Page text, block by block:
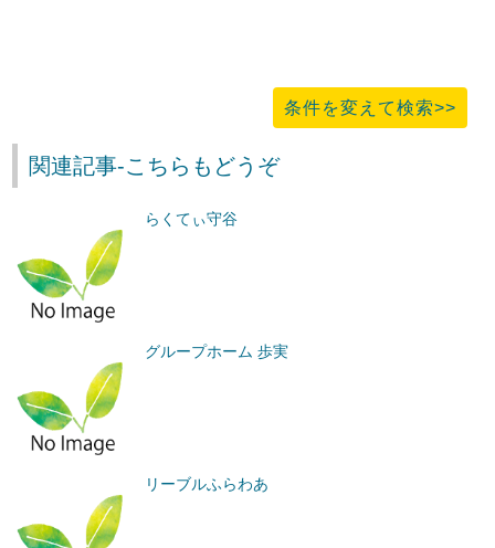
条件を変えて検索>>
関連記事-こちらもどうぞ
らくてぃ守谷
グループホーム 歩実
リーブルふらわあ